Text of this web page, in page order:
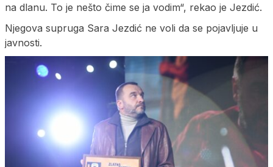
na dlanu. To je nešto čime se ja vodim“, rekao je Jezdić.
Njegova supruga Sara Jezdić ne voli da se pojavljuje u
javnosti.